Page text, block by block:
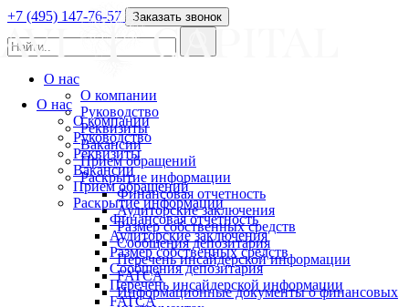
О нас
О компании
Руководство
Реквизиты
Вакансии
Прием обращений
Раскрытие информации
Финансовая отчетность
Аудиторские заключения
Размер собственных средств
Сообщения депозитария
Перечень инсайдерской информации
FATCA
+7 (495) 147-76-57 Заказать звонок
О нас
О компании
Руководство
Реквизиты
Вакансии
Прием обращений
Раскрытие информации
Финансовая отчетность
Аудиторские заключения
Размер собственных средств
Сообщения депозитария
Перечень инсайдерской информации
FATCA
Информационные документы о финансовых